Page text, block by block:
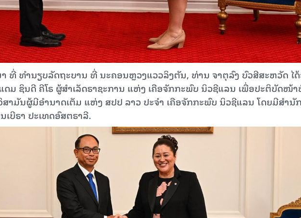
ທີ່ ທໍານຽບລັດຖະບານ ທີ່ ນະຄອນຫຼວງແວວລິງຕັນ, ທ່ານ ຈາຕຸລົງ ບົວສີສະຫວັດ ໄ
ດມ ຊິນດີ ຄີໂຣ ຜູ້ສຳເລັດຣາຊະການ ແຫ່ງ ເຄືອຈັກກະພົບ ນິວຊີແລນ ເພື່ອປະ​ຕິ​ບັດ​ໜ້
າມັນຜູ້ມີອຳນາດເຕັມ ແຫ່ງ ​ສ​ປ​ປ ລາວ ປະຈໍາ ເຄືອຈັກກະພົບ ນິວຊີແລນ ໂດຍມີສໍານັ
ບີຣາ ປະເທດອົສຕຣາລີ.